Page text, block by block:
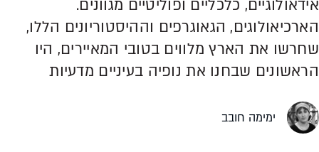
אידאולוגיים, כלכליים ופוליטיים מגוונים.
הארכיאולוגים, הגאוגרפים וההיסטוריונים הללו,
שחרשו את הארץ מלווים בטובי המאיירים, היו
הראשונים שבחנו את נופיה בעיניים מדעיות
ימימה חובב